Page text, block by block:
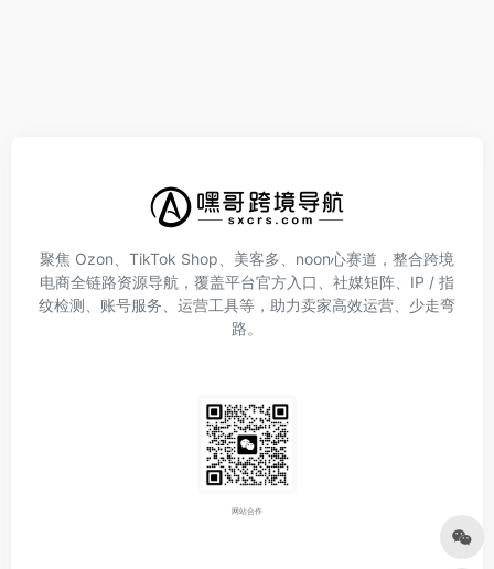
聚焦 Ozon、TikTok Shop、美客多、noon心赛道，整合跨境
电商全链路资源导航，覆盖平台官方入口、社媒矩阵、IP / 指
纹检测、账号服务、运营工具等，助力卖家高效运营、少走弯
路。
网站合作